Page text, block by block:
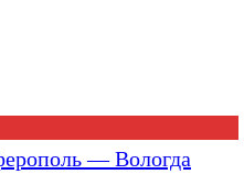
— Вологда